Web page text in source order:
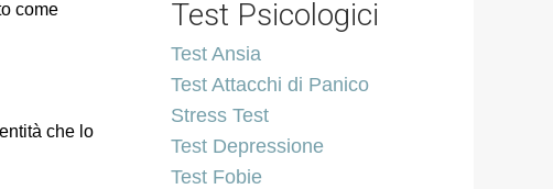
come
che lo
Test Psicologici
Test Ansia
Test Attacchi di Panico
Stress Test
Test Depressione
Test Fobie